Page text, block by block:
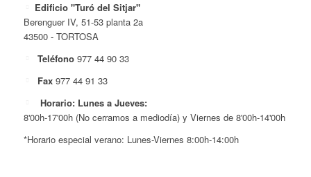
Edificio "Turó del Sitjar"
Berenguer IV, 51-53 planta 2a
43500 - TORTOSA
Teléfono 977 44 90 33
Fax 977 44 91 33
Horario: Lunes a Jueves:
8'00h-17'00h (No cerramos a mediodía) y Viernes de 8'00h-14'00h
*Horario especial verano: Lunes-Viernes 8:00h-14:00h